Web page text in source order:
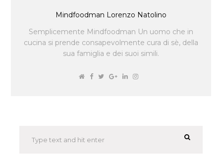
Mindfoodman Lorenzo Natolino
Semplicemente Mindfoodman Un uomo che in
cucina si prende consapevolmente cura di sè, della
sua famiglia e dei suoi simili.